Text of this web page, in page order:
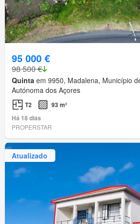
95 000 €
98 500 €
Quinta em 9950, Madalena, Município
Autónoma dos Açores
T2
93 m²
Há 18 dias
PROPERSTAR
Atualizado